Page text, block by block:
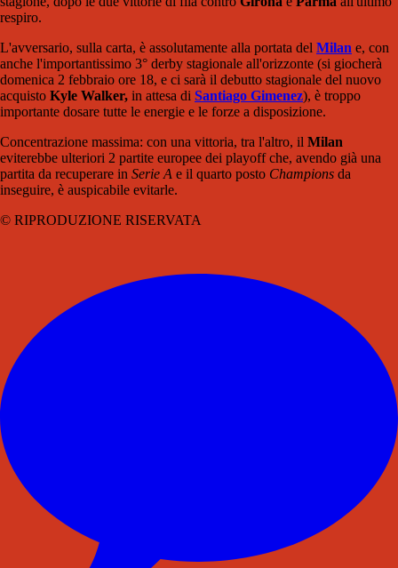
respiro.
L'avversario, sulla carta, è assolutamente alla portata del Milan e, con
anche l'importantissimo 3° derby stagionale all'orizzonte (si giocherà
domenica 2 febbraio ore 18, e ci sarà il debutto stagionale del nuovo
acquisto Kyle Walker, in attesa di Santiago Gimenez), è troppo
importante dosare tutte le energie e le forze a disposizione.
Concentrazione massima: con una vittoria, tra l'altro, il Milan
eviterebbe ulteriori 2 partite europee dei playoff che, avendo già una
partita da recuperare in Serie A e il quarto posto Champions da
inseguire, è auspicabile evitarle.
© RIPRODUZIONE RISERVATA